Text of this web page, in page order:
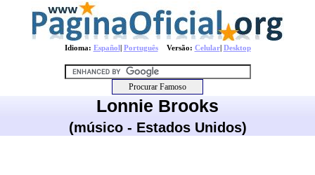
Idioma: Español| PortuguêsVersão: Celular| Desktop
Lonnie Brooks
(músico - Estados Unidos)